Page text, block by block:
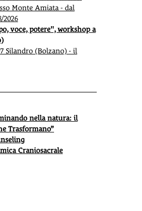
per potere
stress ambientali:
Monte Amiata - dal
2026
voce, potere", workshop a
Silandro (Bolzano) - il
nella natura: il
Trasformano”
Craniosacrale